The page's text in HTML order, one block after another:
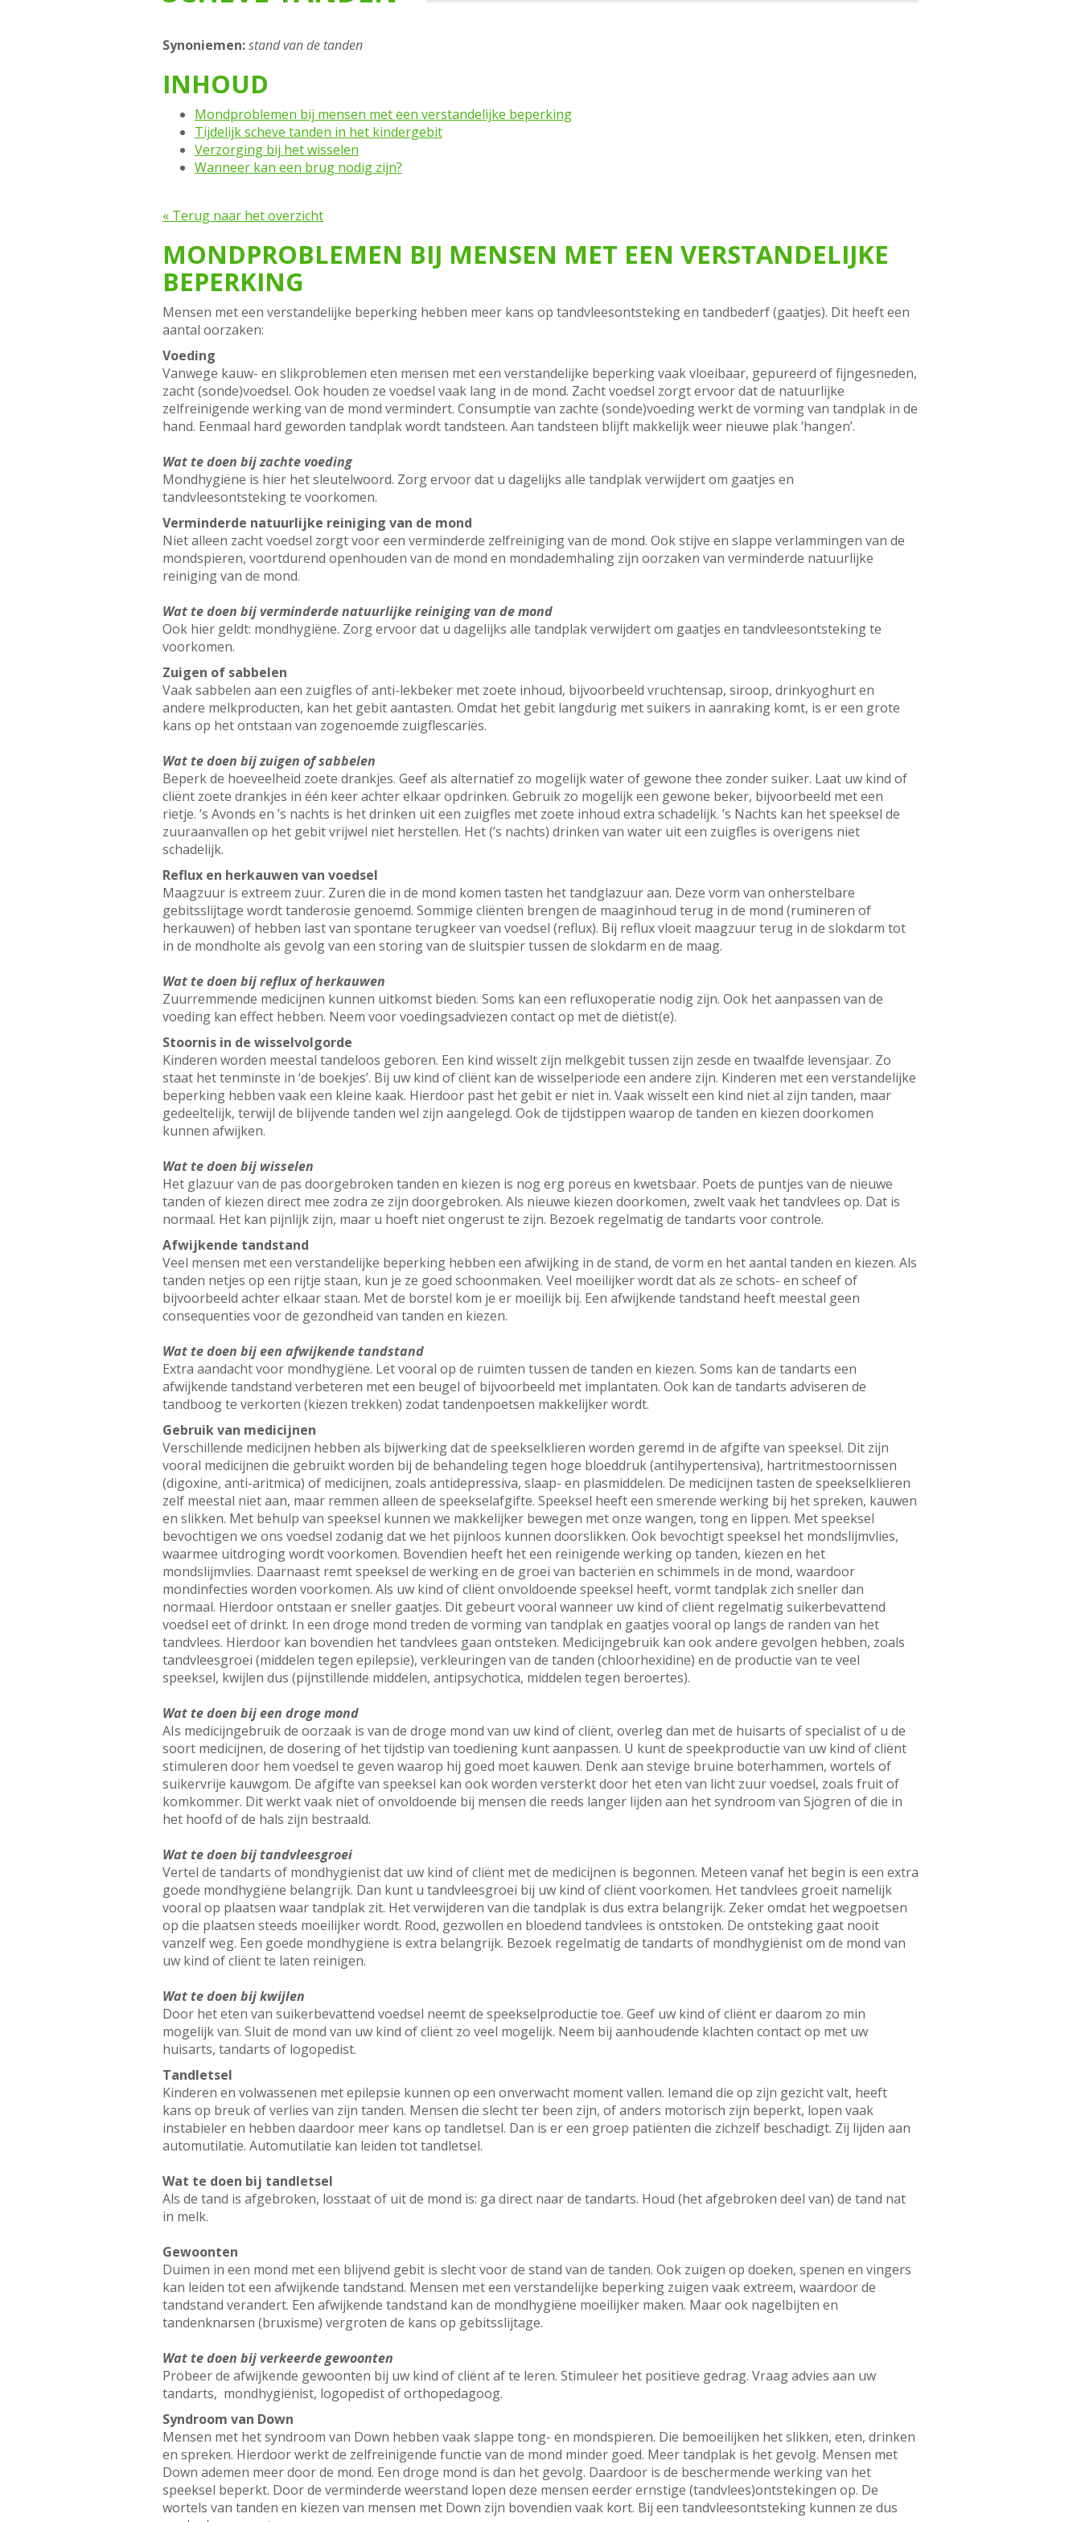
Synoniemen:stand van de tanden
INHOUD
Mondproblemen bij mensen met een verstandelijke beperking
Tijdelijk scheve tanden in het kindergebit
Verzorging bij het wisselen
Wanneer kan een brug nodig zijn?
« Terug naar het overzicht
MONDPROBLEMEN BIJ MENSEN MET EEN VERSTANDELIJKE
BEPERKING
Mensen met een verstandelijke beperking hebben meer kans op tandvleesontsteking en tandbederf (gaatjes). Dit heeft een
aantal oorzaken:
Voeding
Vanwege kauw- en slikproblemen eten mensen met een verstandelijke beperking vaak vloeibaar, gepureerd of fijngesneden,
zacht (sonde)voedsel. Ook houden ze voedsel vaak lang in de mond. Zacht voedsel zorgt ervoor dat de natuurlijke
zelfreinigende werking van de mond vermindert. Consumptie van zachte (sonde)voeding werkt de vorming van tandplak in de
hand. Eenmaal hard geworden tandplak wordt tandsteen. Aan tandsteen blijft makkelijk weer nieuwe plak ‘hangen’.
Wat te doen bij zachte voeding
Mondhygiëne is hier het sleutelwoord. Zorg ervoor dat u dagelijks alle tandplak verwijdert om gaatjes en
tandvleesontsteking te voorkomen.
Verminderde natuurlijke reiniging van de mond
Niet alleen zacht voedsel zorgt voor een verminderde zelfreiniging van de mond. Ook stijve en slappe verlammingen van de
mondspieren, voortdurend openhouden van de mond en mondademhaling zijn oorzaken van verminderde natuurlijke
reiniging van de mond.
Wat te doen bij verminderde natuurlijke reiniging van de mond
Ook hier geldt: mondhygiëne. Zorg ervoor dat u dagelijks alle tandplak verwijdert om gaatjes en tandvleesontsteking te
voorkomen.
Zuigen of sabbelen
Vaak sabbelen aan een zuigfles of anti-lekbeker met zoete inhoud, bijvoorbeeld vruchtensap, siroop, drinkyoghurt en
andere melkproducten, kan het gebit aantasten. Omdat het gebit langdurig met suikers in aanraking komt, is er een grote
kans op het ontstaan van zogenoemde zuigflescariës.
Wat te doen bij zuigen of sabbelen
Beperk de hoeveelheid zoete drankjes. Geef als alternatief zo mogelijk water of gewone thee zonder suiker. Laat uw kind of
cliënt zoete drankjes in één keer achter elkaar opdrinken. Gebruik zo mogelijk een gewone beker, bijvoorbeeld met een
rietje. ’s Avonds en ’s nachts is het drinken uit een zuigfles met zoete inhoud extra schadelijk. ’s Nachts kan het speeksel de
zuuraanvallen op het gebit vrijwel niet herstellen. Het (’s nachts) drinken van water uit een zuigfles is overigens niet
schadelijk.
Reflux en herkauwen van voedsel
Maagzuur is extreem zuur. Zuren die in de mond komen tasten het tandglazuur aan. Deze vorm van onherstelbare
gebitsslijtage wordt tanderosie genoemd. Sommige cliënten brengen de maaginhoud terug in de mond (rumineren of
herkauwen) of hebben last van spontane terugkeer van voedsel (reflux). Bij reflux vloeit maagzuur terug in de slokdarm tot
in de mondholte als gevolg van een storing van de sluitspier tussen de slokdarm en de maag.
Wat te doen bij reflux of herkauwen
Zuurremmende medicijnen kunnen uitkomst bieden. Soms kan een refluxoperatie nodig zijn. Ook het aanpassen van de
voeding kan effect hebben. Neem voor voedingsadviezen contact op met de diëtist(e).
Stoornis in de wisselvolgorde
Kinderen worden meestal tandeloos geboren. Een kind wisselt zijn melkgebit tussen zijn zesde en twaalfde levensjaar. Zo
staat het tenminste in ‘de boekjes’. Bij uw kind of cliënt kan de wisselperiode een andere zijn. Kinderen met een verstandelijke
beperking hebben vaak een kleine kaak. Hierdoor past het gebit er niet in. Vaak wisselt een kind niet al zijn tanden, maar
gedeeltelijk, terwijl de blijvende tanden wel zijn aangelegd. Ook de tijdstippen waarop de tanden en kiezen doorkomen
kunnen afwijken.
Wat te doen bij wisselen
Het glazuur van de pas doorgebroken tanden en kiezen is nog erg poreus en kwetsbaar. Poets de puntjes van de nieuwe
tanden of kiezen direct mee zodra ze zijn doorgebroken. Als nieuwe kiezen doorkomen, zwelt vaak het tandvlees op. Dat is
normaal. Het kan pijnlijk zijn, maar u hoeft niet ongerust te zijn. Bezoek regelmatig de tandarts voor controle.
Afwijkende tandstand
Veel mensen met een verstandelijke beperking hebben een afwijking in de stand, de vorm en het aantal tanden en kiezen. Als
tanden netjes op een rijtje staan, kun je ze goed schoonmaken. Veel moeilijker wordt dat als ze schots- en scheef of
bijvoorbeeld achter elkaar staan. Met de borstel kom je er moeilijk bij. Een afwijkende tandstand heeft meestal geen
consequenties voor de gezondheid van tanden en kiezen.
Wat te doen bij een afwijkende tandstand
Extra aandacht voor mondhygiëne. Let vooral op de ruimten tussen de tanden en kiezen. Soms kan de tandarts een
afwijkende tandstand verbeteren met een beugel of bijvoorbeeld met implantaten. Ook kan de tandarts adviseren de
tandboog te verkorten (kiezen trekken) zodat tandenpoetsen makkelijker wordt.
Gebruik van medicijnen
Verschillende medicijnen hebben als bijwerking dat de speekselklieren worden geremd in de afgifte van speeksel. Dit zijn
vooral medicijnen die gebruikt worden bij de behandeling tegen hoge bloeddruk (antihypertensiva), hartritmestoornissen
(digoxine, anti-aritmica) of medicijnen, zoals antidepressiva, slaap- en plasmiddelen. De medicijnen tasten de speekselklieren
zelf meestal niet aan, maar remmen alleen de speekselafgifte. Speeksel heeft een smerende werking bij het spreken, kauwen
en slikken. Met behulp van speeksel kunnen we makkelijker bewegen met onze wangen, tong en lippen. Met speeksel
bevochtigen we ons voedsel zodanig dat we het pijnloos kunnen doorslikken. Ook bevochtigt speeksel het mondslijmvlies,
waarmee uitdroging wordt voorkomen. Bovendien heeft het een reinigende werking op tanden, kiezen en het
mondslijmvlies. Daarnaast remt speeksel de werking en de groei van bacteriën en schimmels in de mond, waardoor
mondinfecties worden voorkomen. Als uw kind of cliënt onvoldoende speeksel heeft, vormt tandplak zich sneller dan
normaal. Hierdoor ontstaan er sneller gaatjes. Dit gebeurt vooral wanneer uw kind of cliënt regelmatig suikerbevattend
voedsel eet of drinkt. In een droge mond treden de vorming van tandplak en gaatjes vooral op langs de randen van het
tandvlees. Hierdoor kan bovendien het tandvlees gaan ontsteken. Medicijngebruik kan ook andere gevolgen hebben, zoals
tandvleesgroei (middelen tegen epilepsie), verkleuringen van de tanden (chloorhexidine) en de productie van te veel
speeksel, kwijlen dus (pijnstillende middelen, antipsychotica, middelen tegen beroertes).
Wat te doen bij een droge mond
AIs medicijngebruik de oorzaak is van de droge mond van uw kind of cliënt, overleg dan met de huisarts of specialist of u de
soort medicijnen, de dosering of het tijdstip van toediening kunt aanpassen. U kunt de speekproductie van uw kind of cliënt
stimuleren door hem voedsel te geven waarop hij goed moet kauwen. Denk aan stevige bruine boterhammen, wortels of
suikervrije kauwgom. De afgifte van speeksel kan ook worden versterkt door het eten van licht zuur voedsel, zoals fruit of
komkommer. Dit werkt vaak niet of onvoldoende bij mensen die reeds langer lijden aan het syndroom van Sjögren of die in
het hoofd of de hals zijn bestraald.
Wat te doen bij tandvleesgroei
Vertel de tandarts of mondhygienist dat uw kind of cliënt met de medicijnen is begonnen. Meteen vanaf het begin is een extra
goede mondhygiëne belangrijk. Dan kunt u tandvleesgroei bij uw kind of cliënt voorkomen. Het tandvlees groeit namelijk
vooral op plaatsen waar tandplak zit. Het verwijderen van die tandplak is dus extra belangrijk. Zeker omdat het wegpoetsen
op die plaatsen steeds moeilijker wordt. Rood, gezwollen en bloedend tandvlees is ontstoken. De ontsteking gaat nooit
vanzelf weg. Een goede mondhygiëne is extra belangrijk. Bezoek regelmatig de tandarts of mondhygiënist om de mond van
uw kind of cliënt te laten reinigen.
Wat te doen bij kwijlen
Door het eten van suikerbevattend voedsel neemt de speekselproductie toe. Geef uw kind of cliënt er daarom zo min
mogelijk van. Sluit de mond van uw kind of cliënt zo veel mogelijk. Neem bij aanhoudende klachten contact op met uw
huisarts, tandarts of logopedist.
Tandletsel
Kinderen en volwassenen met epilepsie kunnen op een onverwacht moment vallen. Iemand die op zijn gezicht valt, heeft
kans op breuk of verlies van zijn tanden. Mensen die slecht ter been zijn, of anders motorisch zijn beperkt, lopen vaak
instabieler en hebben daardoor meer kans op tandletsel. Dan is er een groep patiënten die zichzelf beschadigt. Zij lijden aan
automutilatie. Automutilatie kan leiden tot tandletsel.
Wat te doen bij tandletsel
Als de tand is afgebroken, losstaat of uit de mond is: ga direct naar de tandarts. Houd (het afgebroken deel van) de tand nat
in melk.
Gewoonten
Duimen in een mond met een blijvend gebit is slecht voor de stand van de tanden. Ook zuigen op doeken, spenen en vingers
kan leiden tot een afwijkende tandstand. Mensen met een verstandelijke beperking zuigen vaak extreem, waardoor de
tandstand verandert. Een afwijkende tandstand kan de mondhygiëne moeilijker maken. Maar ook nagelbijten en
tandenknarsen (bruxisme) vergroten de kans op gebitsslijtage.
Wat te doen bij verkeerde gewoonten
Probeer de afwijkende gewoonten bij uw kind of cliënt af te leren. Stimuleer het positieve gedrag. Vraag advies aan uw
tandarts, mondhygiënist, logopedist of orthopedagoog.
Syndroom van Down
Mensen met het syndroom van Down hebben vaak slappe tong- en mondspieren. Die bemoeilijken het slikken, eten, drinken
en spreken. Hierdoor werkt de zelfreinigende functie van de mond minder goed. Meer tandplak is het gevolg. Mensen met
Down ademen meer door de mond. Een droge mond is dan het gevolg. Daardoor is de beschermende werking van het
speeksel beperkt. Door de verminderde weerstand lopen deze mensen eerder ernstige (tandvlees)ontstekingen op. De
wortels van tanden en kiezen van mensen met Down zijn bovendien vaak kort. Bij een tandvleesontsteking kunnen ze dus